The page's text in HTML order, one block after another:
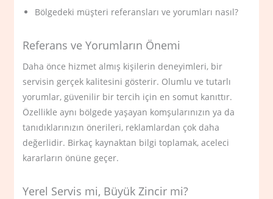
Bölgedeki müşteri referansları ve yorumları nasıl?
Referans ve Yorumların Önemi
Daha önce hizmet almış kişilerin deneyimleri, bir
servisin gerçek kalitesini gösterir. Olumlu ve tutarlı
yorumlar, güvenilir bir tercih için en somut kanıttır.
Özellikle aynı bölgede yaşayan komşularınızın ya da
tanıdıklarınızın önerileri, reklamlardan çok daha
değerlidir. Birkaç kaynaktan bilgi toplamak, aceleci
kararların önüne geçer.
Yerel Servis mi, Büyük Zincir mi?